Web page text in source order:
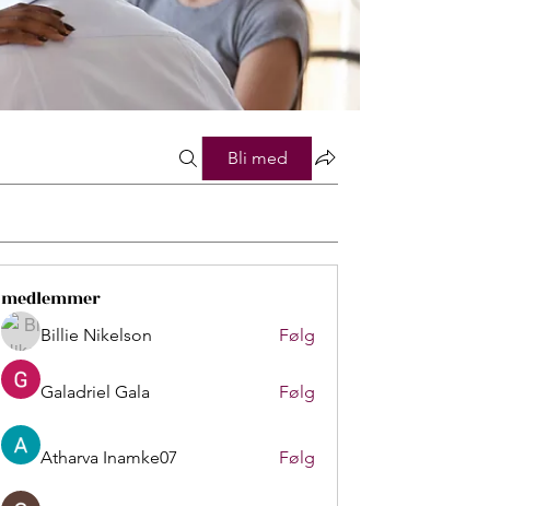
Bli med
medlemmer
Billie Nikelson Følg
Galadriel Gala Følg
Atharva Inamke07 Følg